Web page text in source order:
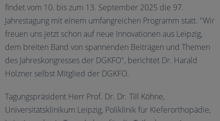
findet vom 10. bis zum 13. September 2025 die 97.
Jahrestagung mit einem umfangreichen Programm statt. "Wir
freuen uns jetzt schon auf neue Innovationen aus Leipzig,
dem breiten Band von spannenden Beiträgen und Themen
des Jahreskongresses der DGKFO", berichtet Dr. Harald
Holzner selbst Mitglied der DGKFO.
Tagungspräsident Herr Prof. Dr. Dr. Till Köhne,
Universitätsklinikum Leipzig, Poliklinik für Kieferorthopädie,